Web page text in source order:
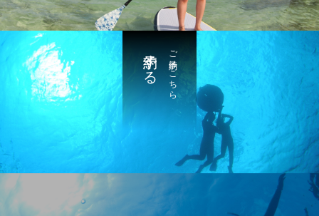
ご予約はこちら
予約する